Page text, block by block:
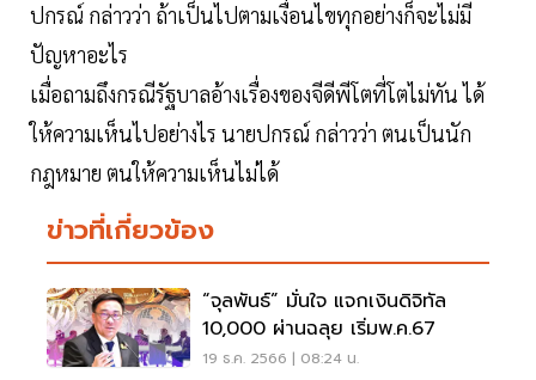
ปกรณ์ กล่าวว่า ถ้าเป็นไปตามเงื่อนไขทุกอย่างก็จะไม่มี
ปัญหาอะไร
เมื่อถามถึงกรณีรัฐบาลอ้างเรื่องของจีดีพีโตที่โตไม่ทัน ได้
ให้ความเห็นไปอย่างไร นายปกรณ์ กล่าวว่า ตนเป็นนัก
กฎหมาย ตนให้ความเห็นไม่ได้
ข่าวที่เกี่ยวข้อง
“จุลพันธ์” มั่นใจ แจกเงินดิจิทัล
10,000 ผ่านฉลุย เริ่มพ.ค.67
19 ธ.ค. 2566 | 08:24 น.